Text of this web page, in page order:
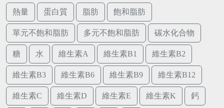
熱量 蛋白質 脂肪 飽和脂肪
單元不飽和脂肪 多元不飽和脂肪 碳水化合物
糖 水 維生素A 維生素B1 維生素B2
維生素B3 維生素B6 維生素B9 維生素B12
維生素C 維生素D 維生素E 維生素K 鈣